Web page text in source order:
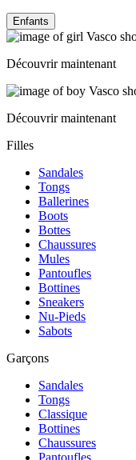
Enfants
Découvrir maintenant
Découvrir maintenant
Filles
Sandales
Tongs
Ballerines
Boots
Bottes
Chaussures
Mules
Pantoufles
Bottines
Sneakers
Nu-Pieds
Sabots
Garçons
Sandales
Tongs
Classique
Bottines
Chaussures
Pantoufles